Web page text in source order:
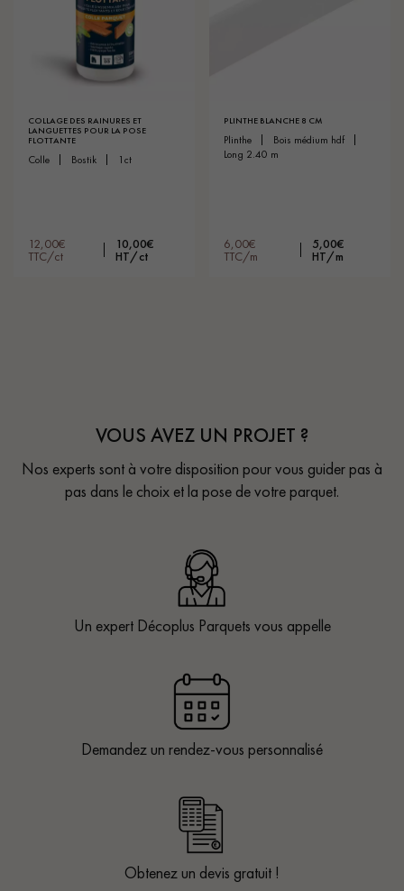
COLLAGE DES RAINURES ET
LANGUETTES POUR LA POSE
FLOTTANTE
colle bostik 1ct
12,00€
TTC/ct
10,00€
HT/ct
PLINTHE BLANCHE 8 CM
plinthe
bois médium hdf
long 2.40 m
6,00€
TTC/m
5,00€
HT/m
VOUS AVEZ UN PROJET ?
Nos experts sont à votre disposition pour vous guider pas à
pas dans le choix et la pose de votre parquet.
Un expert Décoplus Parquets vous appelle
Demandez un rendez-vous personnalisé
Obtenez un devis gratuit !